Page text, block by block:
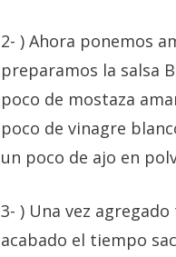
2- ) Ahora ponemos
preparamos la salsa
poco de mostaza
poco de vinagre
un poco de ajo en
3- ) Una vez
acabado el tiempo